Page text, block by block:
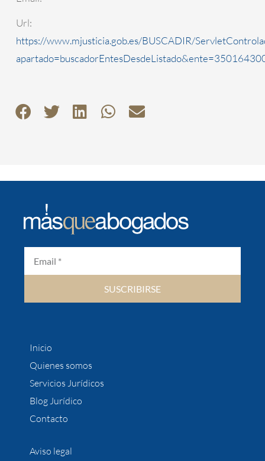
Url:
https://www.mjusticia.gob.es/BUSCADIR/
SUSCRIBIRSE
Inicio
Quienes somos
Servicios Jurídicos
Blog Jurídico
Contacto
Aviso legal